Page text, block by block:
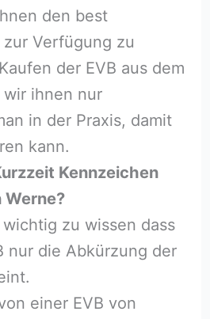
den best
Verfügung zu
der EVB aus dem
ihnen nur
in der Praxis, damit
kann.
Kennzeichen
zu wissen dass
nur die Abkürzung der
einer EVB von